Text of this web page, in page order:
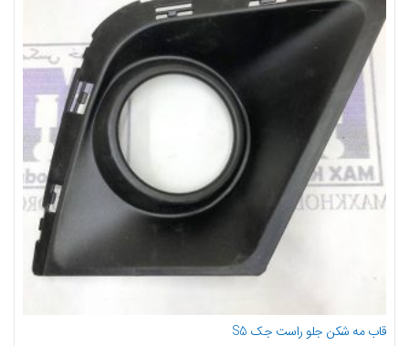
قاب مه شکن جلو راست جک S5